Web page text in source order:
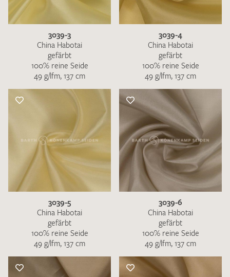
3039-3
China Habotai
gefärbt
100% reine Seide
49 g/lfm, 137 cm
3039-4
China Habotai
gefärbt
100% reine Seide
49 g/lfm, 137 cm
3039-5
China Habotai
gefärbt
100% reine Seide
49 g/lfm, 137 cm
3039-6
China Habotai
gefärbt
100% reine Seide
49 g/lfm, 137 cm